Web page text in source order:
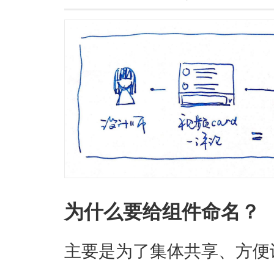
为什么要给组件命名？
主要是为了集体共享、方